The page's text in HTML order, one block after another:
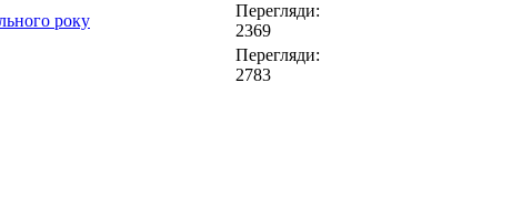
року
Перегляди:
2369
Перегляди:
2783